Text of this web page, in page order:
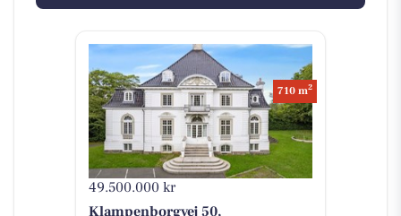
49.500.000 kr
710 m2
Klampenborgvej 50,